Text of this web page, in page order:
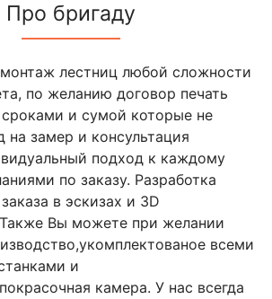
Про бригаду
лестниц любой сложности
по желанию договор печать
и сумой которые не
на замер и консультация
подход к каждому
по заказу. Разработка
в эскизах и 3D
Также Вы можете при желании
всеми
и
камера. У нас всегда